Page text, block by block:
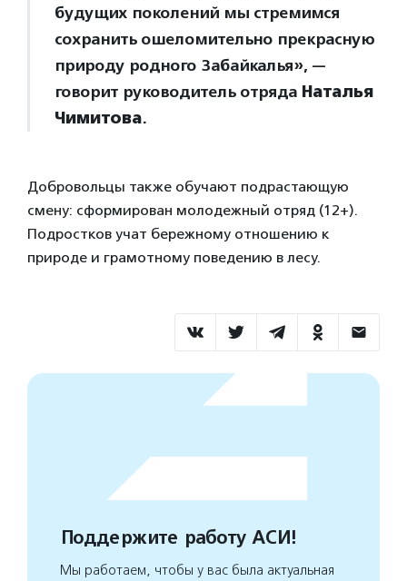
будущих поколений мы стремимся
сохранить ошеломительно прекрасную
природу родного Забайкалья», —
говорит руководитель отряда Наталья
Чимитова.
Добровольцы также обучают подрастающую
смену: сформирован молодежный отряд (12+).
Подростков учат бережному отношению к
природе и грамотному поведению в лесу.
Поддержите работу АСИ!
Мы работаем, чтобы у вас была актуальная